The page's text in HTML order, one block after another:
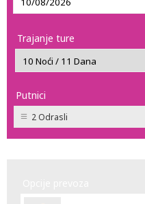
Trajanje ture
Putnici
2 Odrasli